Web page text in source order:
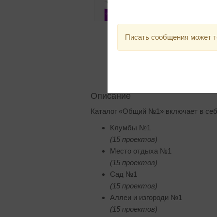
Писать сообщения может
Описание
Каталог «Общий №1» включает в
Клумбы №1
(15 проектов)
Место отдыха №1
(15 проектов)
Сад №1
(15 проектов)
Аллеи и изгороди №1
(15 проектов)